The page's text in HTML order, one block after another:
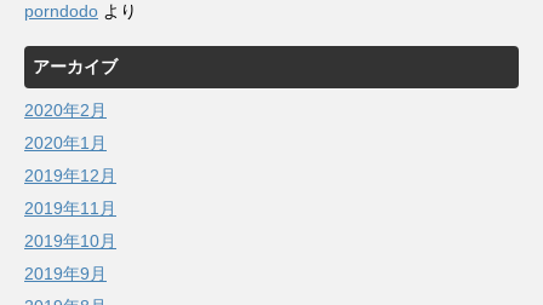
porndodo より
アーカイブ
2020年2月
2020年1月
2019年12月
2019年11月
2019年10月
2019年9月